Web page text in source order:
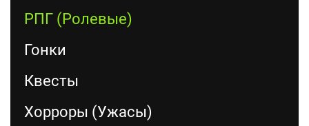
РПГ (Ролевые)
Гонки
Квесты
Хорроры (Ужасы)